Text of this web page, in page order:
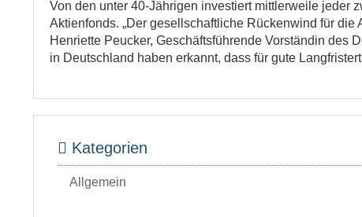
Von den unter 40-Jährigen investiert mittlerweile jeder
Aktienfonds. „Der gesellschaftliche Rückenwind für die
Henriette Peucker, Geschäftsführende Vorständin des
in Deutschland haben erkannt, dass für gute
Kategorien
Allgemein